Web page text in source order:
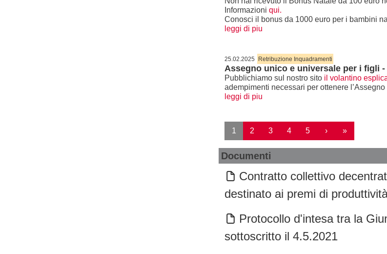
Informazioni qui.
Conosci il bonus da 1000 euro per i bambini
leggi di piu
25.02.2025 Retribuzione Inquadramenti
Assegno unico e universale per i figli -
Pubblichiamo sul nostro sito il volantino
adempimenti necessari per ottenere
leggi di piu
Paginazione
1 2 3 4 5 ›Pagina
»Ultima
Documenti
Contratto collettivo
destinato ai premi di
Protocollo d'intesa tra la
sottoscritto il 4.5.2021